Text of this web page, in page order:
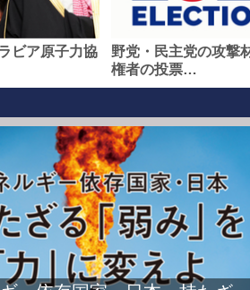
ビア原子力協
野党・民主党の攻撃
権者の投票…